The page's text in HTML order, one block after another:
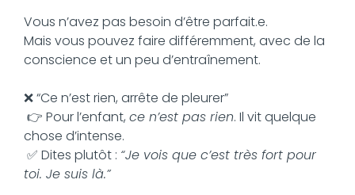
Vous n’avez pas besoin d’être parfait.e.
Mais vous pouvez faire différemment, avec de la
conscience et un peu d’entraînement.
❌ “Ce n’est rien, arrête de pleurer”
👉 Pour l’enfant, ce n’est pas rien. Il vit quelque
chose d’intense.
✅ Dites plutôt : “Je vois que c’est très fort pour
toi. Je suis là.”